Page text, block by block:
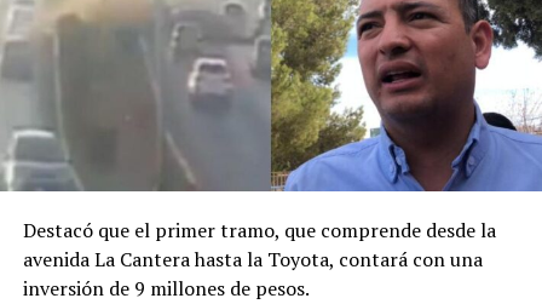
Destacó que el primer tramo, que comprende desde la
avenida La Cantera hasta la Toyota, contará con una
inversión de 9 millones de pesos.